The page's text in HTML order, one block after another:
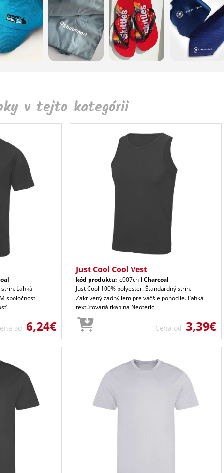
v tejto kategórii
strih. Ľahká
spoločnosti
od 6,24€
Just Cool Cool Vest
kód produktu: jc007ch-l Charcoal
Just Cool 100% polyester. Štandardný strih.
Zakrivený zadný lem pre väčšie pohodlie. Ľahká
textúrovaná tkanina Neoteric
Cena od 3,39€